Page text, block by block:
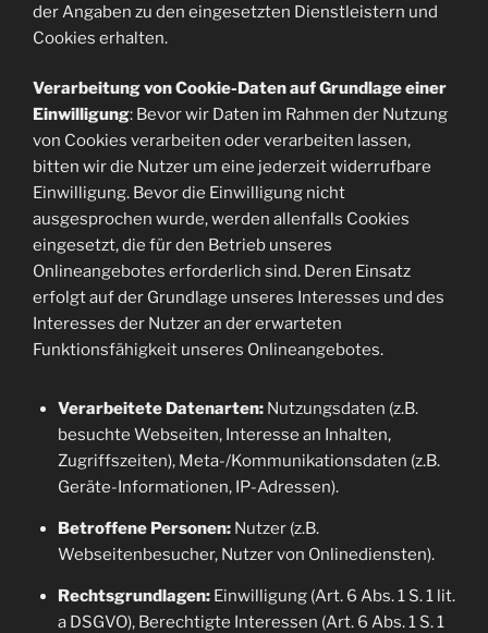
der Angaben zu den eingesetzten Dienstleistern und
Cookies erhalten.
Verarbeitung von Cookie-Daten auf Grundlage einer
Einwilligung: Bevor wir Daten im Rahmen der Nutzung
von Cookies verarbeiten oder verarbeiten lassen,
bitten wir die Nutzer um eine jederzeit widerrufbare
Einwilligung. Bevor die Einwilligung nicht
ausgesprochen wurde, werden allenfalls Cookies
eingesetzt, die für den Betrieb unseres
Onlineangebotes erforderlich sind. Deren Einsatz
erfolgt auf der Grundlage unseres Interesses und des
Interesses der Nutzer an der erwarteten
Funktionsfähigkeit unseres Onlineangebotes.
Verarbeitete Datenarten:Nutzungsdaten (z.B.
besuchte Webseiten, Interesse an Inhalten,
Zugriffszeiten), Meta-/Kommunikationsdaten (z.B.
Geräte-Informationen, IP-Adressen).
Betroffene Personen:Nutzer (z.B.
Webseitenbesucher, Nutzer von Onlinediensten).
Rechtsgrundlagen:Einwilligung (Art. 6 Abs. 1 S. 1 lit.
a DSGVO), Berechtigte Interessen (Art. 6 Abs. 1 S. 1